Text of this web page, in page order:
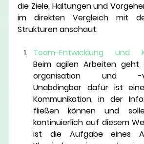
die Ziele, Haltungen und
im direkten Vergleich mit
Strukturen anschaut:
Team-Entwicklung und
Beim agilen Arbeiten geht
organisation und -
Unabdingbar dafür ist
Kommunikation, in der
fließen können und
kontinuierlich auf diesem
ist die Aufgabe eines